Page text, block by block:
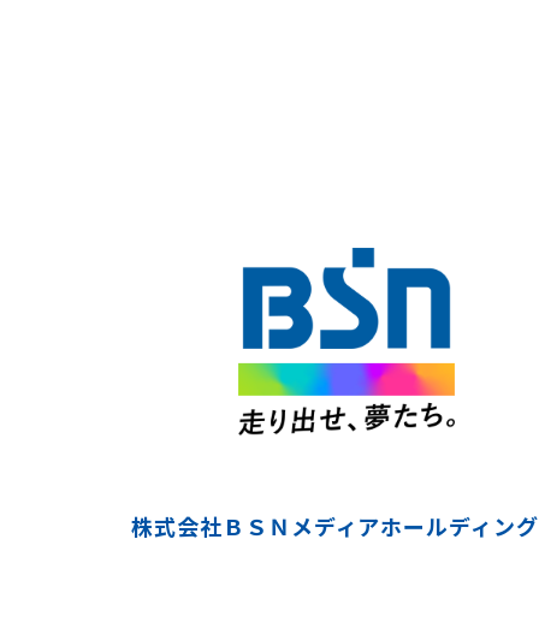
株式会社ＢＳＮメディアホールディン